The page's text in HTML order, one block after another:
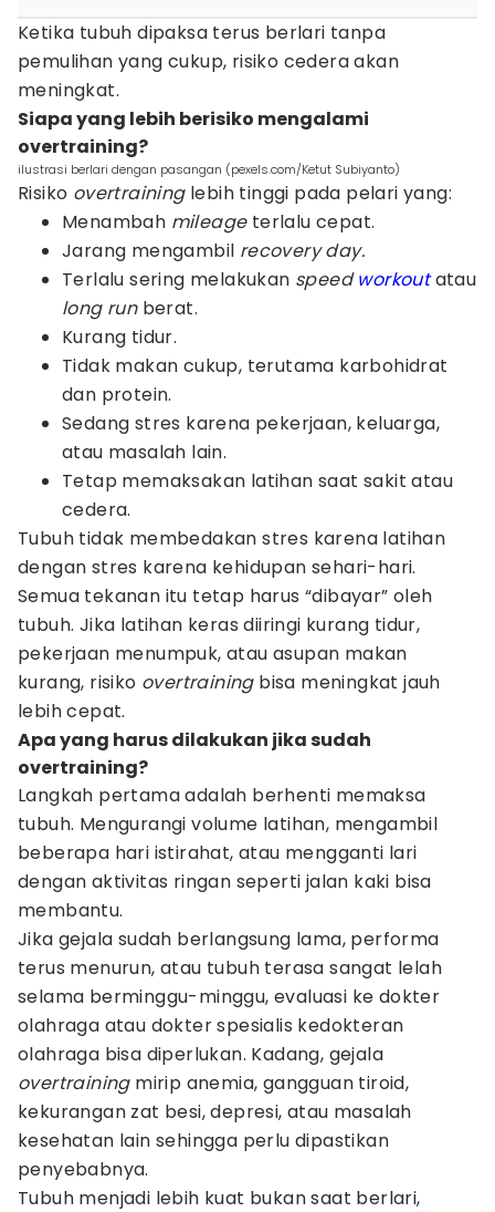
Ketika tubuh dipaksa terus berlari tanpa
pemulihan yang cukup, risiko cedera akan
meningkat.
Siapa yang lebih berisiko mengalami
overtraining?
ilustrasi berlari dengan pasangan (pexels.com/Ketut Subiyanto)
Risiko overtraininglebih tinggi pada pelari yang:
Menambah mileageterlalu cepat.
Jarang mengambil recovery day.
Terlalu sering melakukan speedworkoutatau
long runberat.
Kurang tidur.
Tidak makan cukup, terutama karbohidrat
dan protein.
Sedang stres karena pekerjaan, keluarga,
atau masalah lain.
Tetap memaksakan latihan saat sakit atau
cedera.
Tubuh tidak membedakan stres karena latihan
dengan stres karena kehidupan sehari-hari.
Semua tekanan itu tetap harus “dibayar” oleh
tubuh. Jika latihan keras diiringi kurang tidur,
pekerjaan menumpuk, atau asupan makan
kurang, risiko overtrainingbisa meningkat jauh
lebih cepat.
Apa yang harus dilakukan jika sudah
overtraining?
Langkah pertama adalah berhenti memaksa
tubuh. Mengurangi volume latihan, mengambil
beberapa hari istirahat, atau mengganti lari
dengan aktivitas ringan seperti jalan kaki bisa
membantu.
Jika gejala sudah berlangsung lama, performa
terus menurun, atau tubuh terasa sangat lelah
selama berminggu-minggu, evaluasi ke dokter
olahraga atau dokter spesialis kedokteran
olahraga bisa diperlukan. Kadang, gejala
overtrainingmirip anemia, gangguan tiroid,
kekurangan zat besi, depresi, atau masalah
kesehatan lain sehingga perlu dipastikan
penyebabnya.
Tubuh menjadi lebih kuat bukan saat berlari,